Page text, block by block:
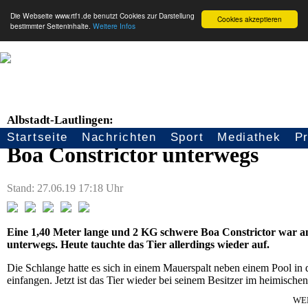
Cookies akzeptieren
Die Webseite www.rtf1.de benutzt Cookies zur Darstellung
bestimmter Seiteninhalte. Weitere Infos
Seitennavigation
Startseite Nachrichten Sport Mediathek
Albstadt-Lautlingen:
Boa Constrictor unterwegs
Stand: 27.06.19 17:18 Uhr
Eine 1,40 Meter lange und 2 KG schwere Boa Constrictor war
unterwegs. Heute tauchte das Tier allerdings wieder auf.
Die Schlange hatte es sich in einem Mauerspalt neben einem Pool
einfangen. Jetzt ist das Tier wieder bei seinem Besitzer im